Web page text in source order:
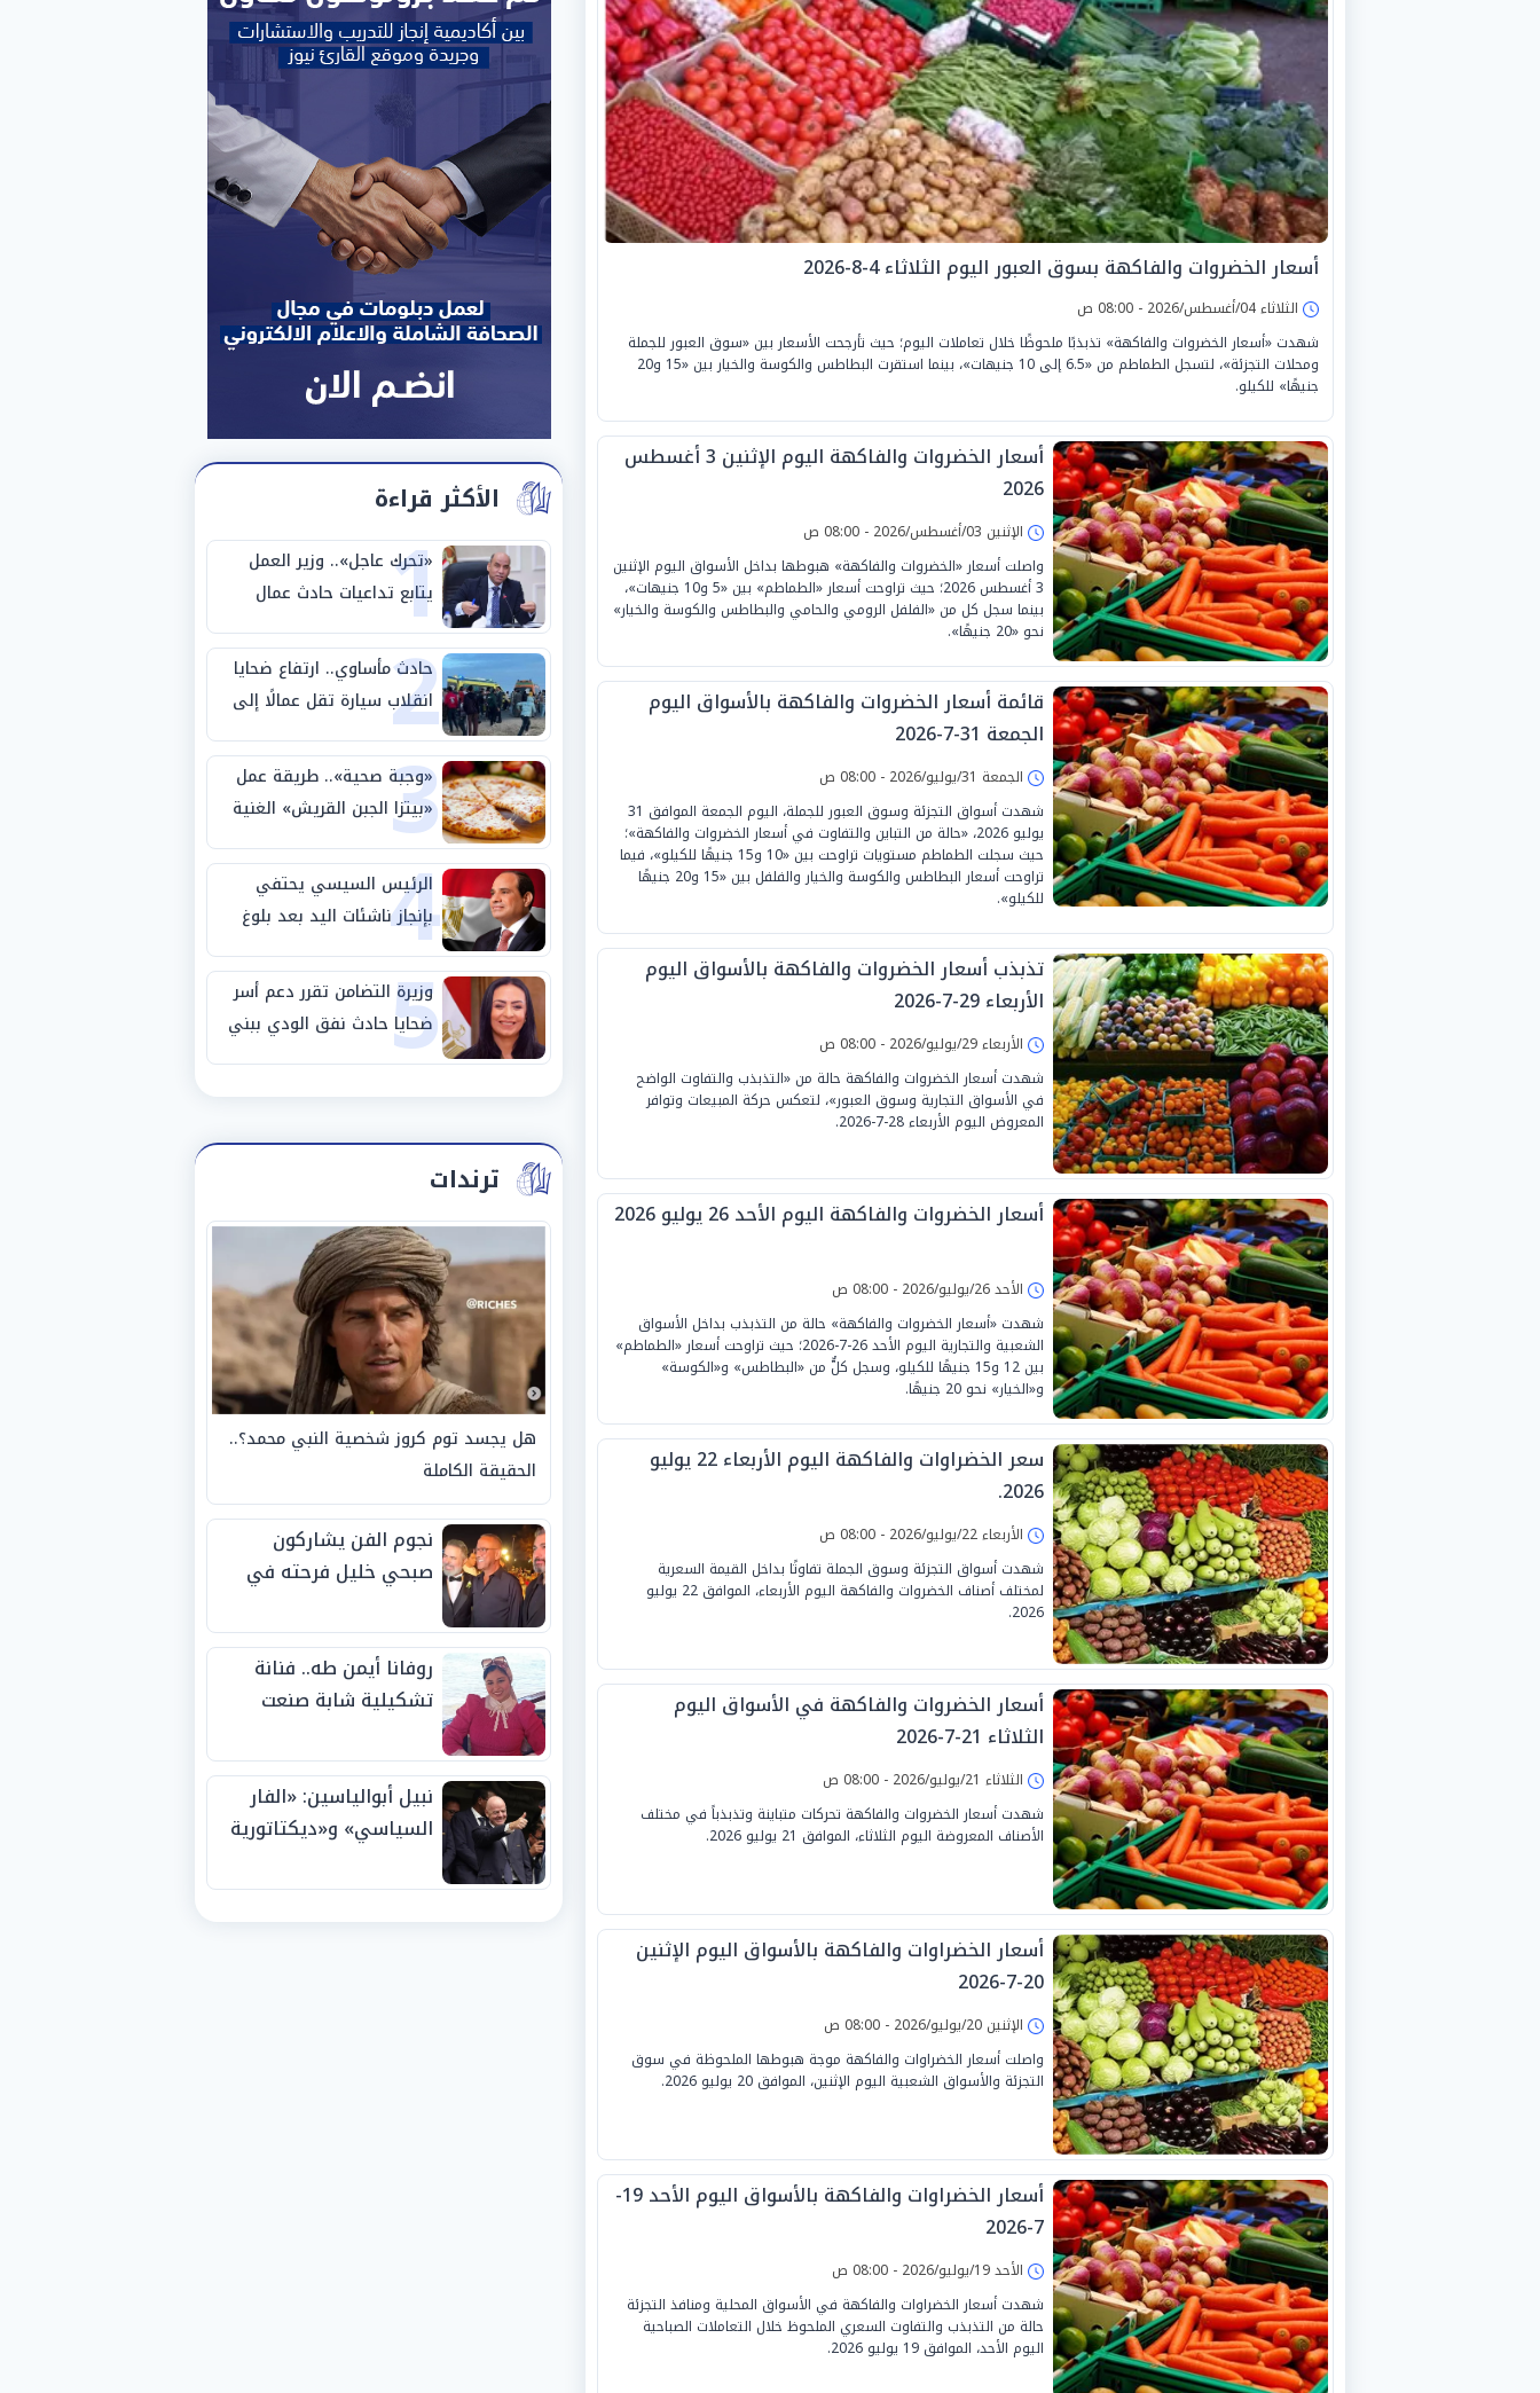
أسعار الخضروات والفاكهة بسوق العبور اليوم الثلاثاء 4-8-2026
الثلاثاء 04/أغسطس/2026 - 08:00 ص
شهدت «أسعار الخضروات والفاكهة» تذبذبًا ملحوظًا خلال تعاملات اليوم؛ حيث تأرجحت الأسعار بين «سوق العبور للجملة
ومحلات التجزئة»، لتسجل الطماطم من «6.5 إلى 10 جنيهات»، بينما استقرت البطاطس والكوسة والخيار بين «15 و20
جنيهًا» للكيلو.
أسعار الخضروات والفاكهة اليوم الإثنين 3 أغسطس
2026
الإثنين 03/أغسطس/2026 - 08:00 ص
واصلت أسعار «الخضروات والفاكهة» هبوطها بداخل الأسواق اليوم الإثنين
3 أغسطس 2026؛ حيث تراوحت أسعار «الطماطم» بين «5 و10 جنيهات»،
بينما سجل كل من «الفلفل الرومي والحامي والبطاطس والكوسة والخيار»
نحو «20 جنيهًا».
قائمة أسعار الخضروات والفاكهة بالأسواق اليوم
الجمعة 31-7-2026
الجمعة 31/يوليو/2026 - 08:00 ص
شهدت أسواق التجزئة وسوق العبور للجملة، اليوم الجمعة الموافق 31
يوليو 2026، «حالة من التباين والتفاوت في أسعار الخضروات والفاكهة»؛
حيث سجلت الطماطم مستويات تراوحت بين «10 و15 جنيهًا للكيلو»، فيما
تراوحت أسعار البطاطس والكوسة والخيار والفلفل بين «15 و20 جنيهًا
للكيلو».
تذبذب أسعار الخضروات والفاكهة بالأسواق اليوم
الأربعاء 29-7-2026
الأربعاء 29/يوليو/2026 - 08:00 ص
شهدت أسعار الخضروات والفاكهة حالة من «التذبذب والتفاوت الواضح
في الأسواق التجارية وسوق العبور»، لتعكس حركة المبيعات وتوافر
المعروض اليوم الأربعاء 28-7-2026.
أسعار الخضروات والفاكهة اليوم الأحد 26 يوليو 2026
الأحد 26/يوليو/2026 - 08:00 ص
شهدت «أسعار الخضروات والفاكهة» حالة من التذبذب بداخل الأسواق
الشعبية والتجارية اليوم الأحد 26-7-2026؛ حيث تراوحت أسعار «الطماطم»
بين 12 و15 جنيهًا للكيلو، وسجل كلٌّ من «البطاطس» و«الكوسة»
و«الخيار» نحو 20 جنيهًا.
سعر الخضراوات والفاكهة اليوم الأربعاء 22 يوليو
2026.
الأربعاء 22/يوليو/2026 - 08:00 ص
شهدت أسواق التجزئة وسوق الجملة تفاوتًا بداخل القيمة السعرية
لمختلف أصناف الخضروات والفاكهة اليوم الأربعاء، الموافق 22 يوليو
2026.
أسعار الخضروات والفاكهة في الأسواق اليوم
الثلاثاء 21-7-2026
الثلاثاء 21/يوليو/2026 - 08:00 ص
شهدت أسعار الخضروات والفاكهة تحركات متباينة وتذبذباً في مختلف
الأصناف المعروضة اليوم الثلاثاء، الموافق 21 يوليو 2026.
أسعار الخضراوات والفاكهة بالأسواق اليوم الإثنين
20-7-2026
الإثنين 20/يوليو/2026 - 08:00 ص
واصلت أسعار الخضراوات والفاكهة موجة هبوطها الملحوظة في سوق
التجزئة والأسواق الشعبية اليوم الإثنين، الموافق 20 يوليو 2026.
أسعار الخضراوات والفاكهة بالأسواق اليوم الأحد 19-
7-2026
الأحد 19/يوليو/2026 - 08:00 ص
شهدت أسعار الخضراوات والفاكهة في الأسواق المحلية ومنافذ التجزئة
حالة من التذبذب والتفاوت السعري الملحوظ خلال التعاملات الصباحية
اليوم الأحد، الموافق 19 يوليو 2026.
الأكثر قراءة
1
«تحرك عاجل».. وزير العمل
يتابع تداعيات حادث عمال
طريق بني سويف الصحراوي
2
حادث مأساوي.. ارتفاع ضحايا
انقلاب سيارة تقل عمالًا إلى
14 شخصًا
3
«وجبة صحية».. طريقة عمل
«بيتزا الجبن القريش» الغنية
بالبروتين
4
الرئيس السيسي يحتفي
بإنجاز ناشئات اليد بعد بلوغ
نصف نهائي كأس العالم
5
وزيرة التضامن تقرر دعم أسر
ضحايا حادث نفق الودي ببني
سويف
ترندات
هل يجسد توم كروز شخصية النبي محمد؟..
الحقيقة الكاملة
نجوم الفن يشاركون
صبحي خليل فرحته في
روفانا أيمن طه.. فنانة
تشكيلية شابة صنعت
الجوائز منذ الصغر
نبيل أبوالياسين: «الفار
السياسي» و«ديكتاتورية
الفيفا».. وإقالة